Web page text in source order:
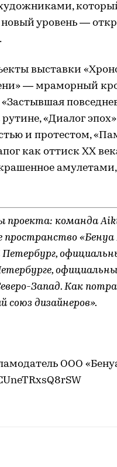
новый уровень —
выставки
— мраморный
«Застывшая
рутине, «Диалог
и протестом,
как оттиск XX
проекта: команда
пространство
Запад. Как
союз дизайнеров».
ООО